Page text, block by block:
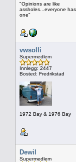
"Opinions are like
assholes...everyone has
one"
vwsolli
Supermedlem
Innlegg: 2447
Bosted: Fredrikstad
1972 Bay & 1976 Bay
Dewil
Supermedlem